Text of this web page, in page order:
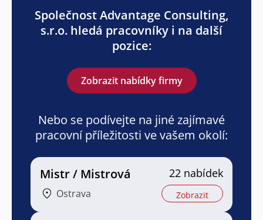
Společnost Advantage Consulting,
s.r.o. hledá pracovníky i na další
pozice:
Zobrazit nabídky firmy
Nebo se podívejte na jiné zajímavé
pracovní příležitosti ve vašem okolí:
Mistr / Mistrová
Ostrava
22 nabídek
Zobrazit